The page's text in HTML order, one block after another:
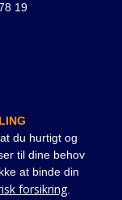
19
du hurtigt og
til dine behov
at binde din
forsikring.